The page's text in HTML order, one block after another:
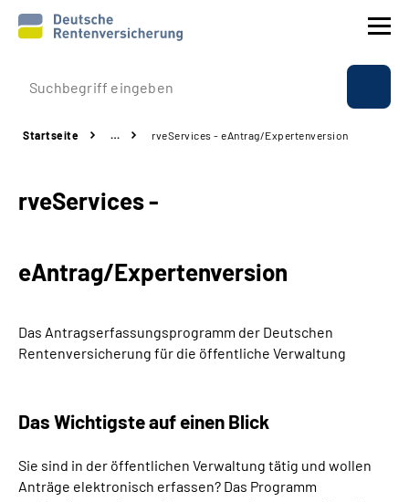
Prävention
Rente
Über uns & Presse
Startseite … rveServices - eAntrag/Expertenversion
rveServices -
eAntrag/Expertenversion
Das Antragserfassungsprogramm der Deutschen
Rentenversicherung für die öffentliche Verwaltung
Das Wichtigste auf einen Blick
Sie sind in der öffentlichen Verwaltung tätig und wollen
Anträge elektronisch erfassen? Das Programm